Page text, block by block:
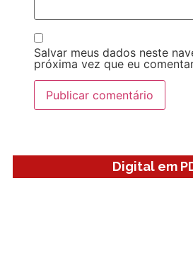
Salvar meus dados neste
próxima vez que eu
Digital em